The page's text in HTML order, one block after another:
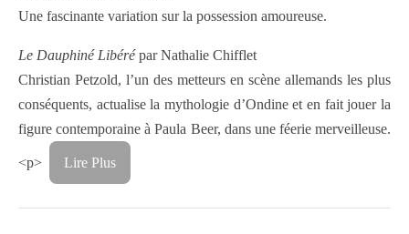
Une fascinante variation sur la possession amoureuse.
Le Dauphiné Libérépar Nathalie Chifflet
Christian Petzold, l’un des metteurs en scène allemands les plus
conséquents, actualise la mythologie d’Ondine et en fait jouer la
figure contemporaine à Paula Beer, dans une féerie merveilleuse.
<p> Lire Plus